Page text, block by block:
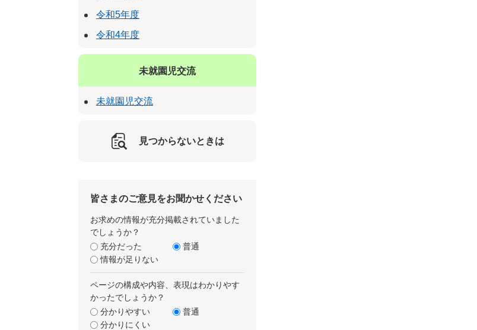
令和5年度
令和4年度
未就園児交流
未就園児交流
見つからないときは
皆さまのご意見をお聞かせください
お求めの情報が充分掲載されていました
でしょうか？
充分だった
普通
情報が足りない
ページの構成や内容、表現はわかりやす
かったでしょうか？
分かりやすい
普通
分かりにくい